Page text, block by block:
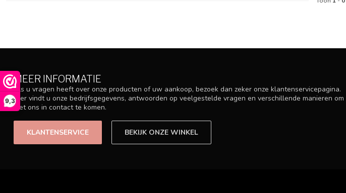
9,3
MEER INFORMATIE
Als u vragen heeft over onze producten of uw aankoop, bezoek dan zeker onze klantenservicepagina.
Hier vindt u onze bedrijfsgegevens, antwoorden op veelgestelde vragen en verschillende manieren om
met ons in contact te komen.
KLANTENSERVICE BEKIJK ONZE WINKEL